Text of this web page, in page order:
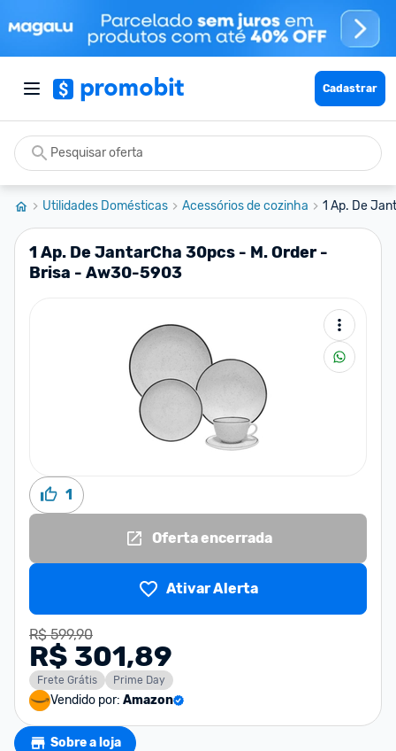
Cadastrar
Utilidades Domésticas Acessórios de cozinha 1 Ap. De
1 Ap. De JantarCha 30pcs - M. Order -
Brisa - Aw30-5903
1
Oferta encerrada
Ativar Alerta
R$ 599,90
R$ 301,89
Frete Grátis Prime Day
Vendido por: Amazon
Sobre a loja